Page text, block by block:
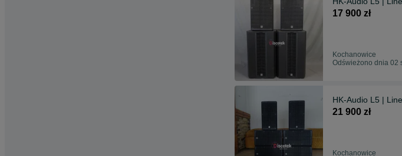
17 900 zł
Kochanowice
Odświeżono dnia 02
HK-Audio L5 |
21 900 zł
Kochanowice